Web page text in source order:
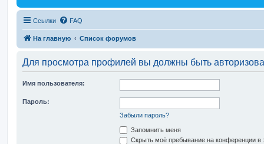
Ссылки FAQ
На главную Список форумов
Для просмотра профилей вы должны быть
Имя пользователя:
Пароль:
Забыли пароль?
Запомнить меня
Скрыть моё пребывание на конференции в